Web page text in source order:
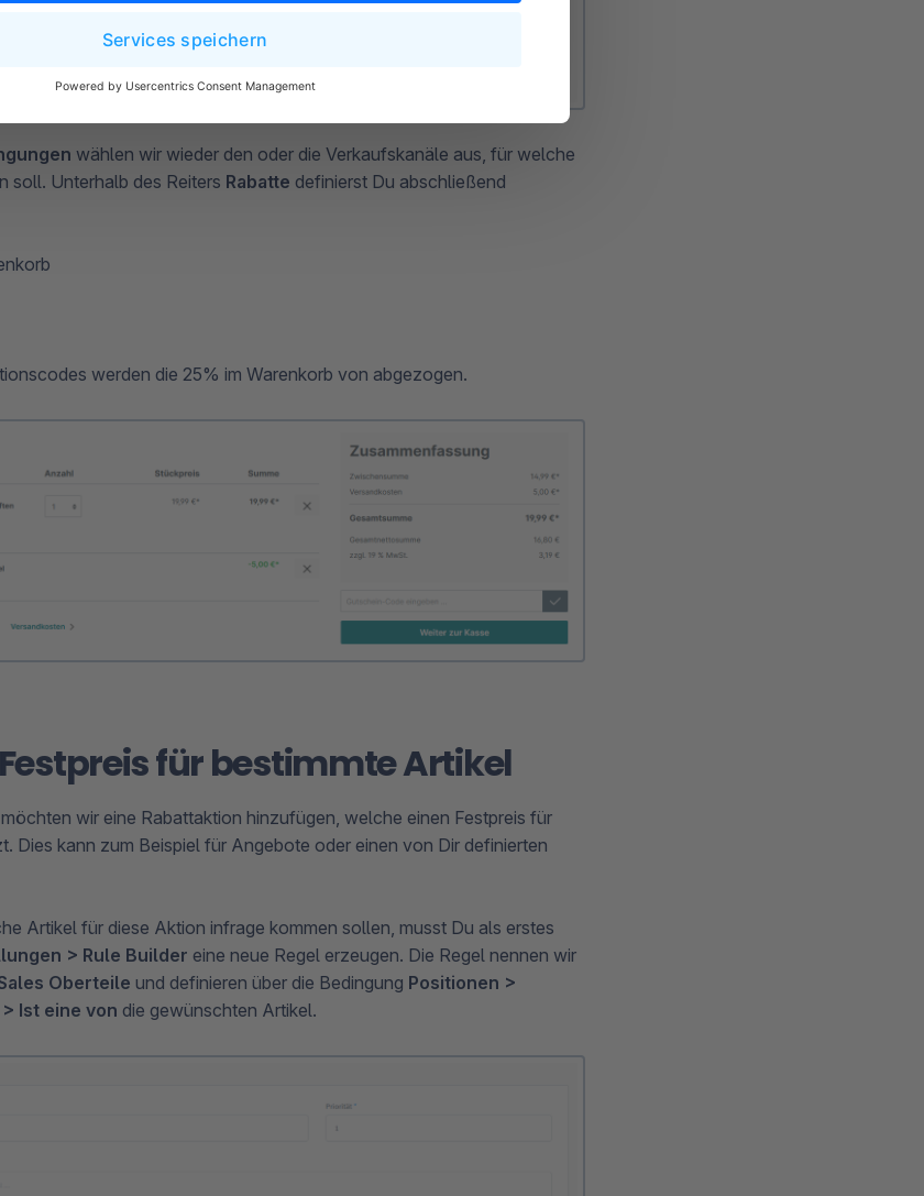
wählen wir wieder den oder die Verkaufskanäle aus, für welche
soll. Unterhalb des Reiters Rabatte definierst Du abschließend
werden die 25% im Warenkorb von abgezogen.
für bestimmte Artikel
wir eine Rabattaktion hinzufügen, welche einen Festpreis für
Dies kann zum Beispiel für Angebote oder einen von Dir definierten
Artikel für diese Aktion infrage kommen sollen, musst Du als erstes
> Rule Builder eine neue Regel erzeugen. Die Regel nennen wir
Oberteile und definieren über die Bedingung Positionen >
Ist eine von die gewünschten Artikel.